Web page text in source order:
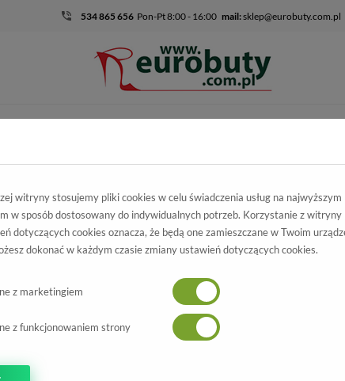
534 865 656 Pon-Pt 8:00 - 16:00 mail:sklep@eurobuty.com.pl
Sala
08F
-70%
witryny stosujemy pliki cookies w celu świadczenia usług na najwyższym
w sposób dostosowany do indywidualnych potrzeb. Korzystanie z witryny
dotyczących cookies oznacza, że będą one zamieszczane w Twoim
dokonać w każdym czasie zmiany ustawień dotyczących cookies.
z marketingiem
z funkcjonowaniem strony